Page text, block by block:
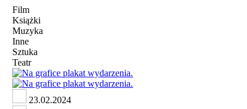
Film
Książki
Muzyka
Inne
Sztuka
Teatr
23.02.2024